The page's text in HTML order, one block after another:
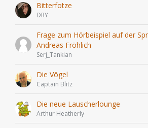
Bitterfotze
DRY
Frage zum Hörbeispiel auf der
Andreas Fröhlich
Serj_Tankian
Die Vögel
Captain Blitz
Die neue Lauscherlounge
Arthur Heatherly